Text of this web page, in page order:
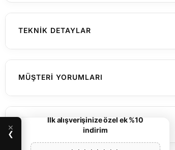
TEKNIK DETAYLAR
CINSIYET Kadın
MATERYAL RENGI Rodyum
MÜŞTERI YORUMLARI
KARGO & İADE
×
❯
İlk alışverişinize özel ek %10
indirim